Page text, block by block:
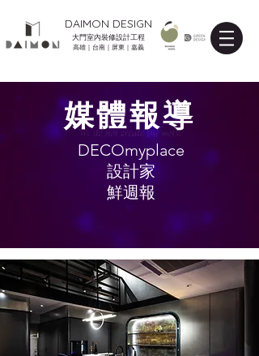
DAIMON DESIGN
大門室內裝修設計工程
高雄｜台南｜屏東｜嘉義
​媒體報導
DECOmyplace
設計家
鮮週報